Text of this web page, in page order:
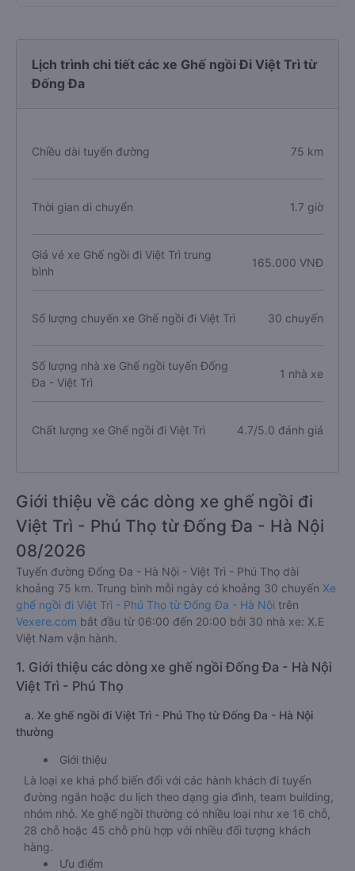
Lịch trình chi tiết các xe Ghế ngồi Đi Việt Trì từ
Đống Đa
Chiều dài tuyến đường 75 km
Thời gian di chuyển 1.7 giờ
Giá vé xe Ghế ngồi đi Việt Trì trung
bình
165.000 VNĐ
Số lượng chuyến xe Ghế ngồi đi Việt Trì 30 chuyến
Số lượng nhà xe Ghế ngồi tuyến Đống
Đa - Việt Trì
1 nhà xe
Chất lượng xe Ghế ngồi đi Việt Trì 4.7/5.0 đánh giá
Giới thiệu về các dòng xe ghế ngồi đi
Việt Trì - Phú Thọ từ Đống Đa - Hà Nội
08/2026
Tuyến đường Đống Đa - Hà Nội - Việt Trì - Phú Thọ dài
khoảng 75 km. Trung bình mỗi ngày có khoảng 30 chuyến Xe
ghế ngồi đi Việt Trì - Phú Thọ từ Đống Đa - Hà Nội trên
Vexere.com bắt đầu từ 06:00 đến 20:00 bởi 30 nhà xe: X.E
Việt Nam vận hành.
1. Giới thiệu các dòng xe ghế ngồi Đống Đa - Hà Nội
Việt Trì - Phú Thọ
a. Xe ghế ngồi đi Việt Trì - Phú Thọ từ Đống Đa - Hà Nội
thường
Giới thiệu
Là loại xe khá phổ biến đối với các hành khách đi tuyến
đường ngắn hoặc du lịch theo dạng gia đình, team building,
nhóm nhỏ. Xe ghế ngồi thường có nhiều loại như xe 16 chỗ,
28 chỗ hoặc 45 chỗ phù hợp với nhiều đối tượng khách
hàng.
Ưu điểm